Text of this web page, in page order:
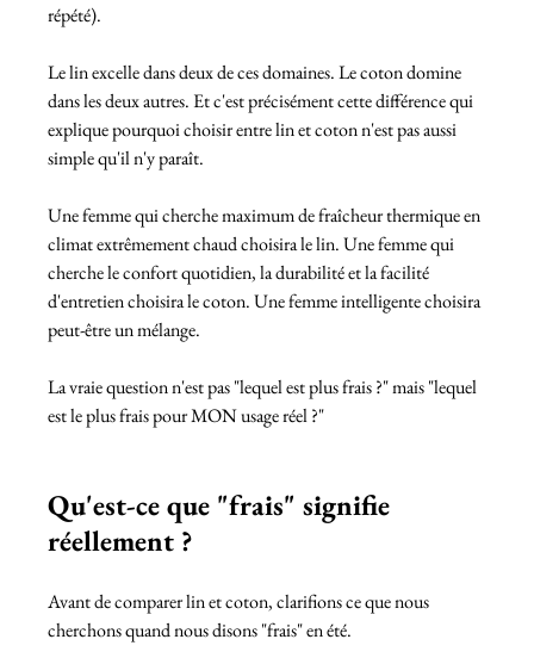
répété).
Le lin excelle dans deux de ces domaines. Le coton domine
dans les deux autres. Et c'est précisément cette différence qui
explique pourquoi choisir entre lin et coton n'est pas aussi
simple qu'il n'y paraît.
Une femme qui cherche maximum de fraîcheur thermique en
climat extrêmement chaud choisira le lin. Une femme qui
cherche le confort quotidien, la durabilité et la facilité
d'entretien choisira le coton. Une femme intelligente choisira
peut-être un mélange.
La vraie question n'est pas "lequel est plus frais ?" mais "lequel
est le plus frais pour MON usage réel ?"
Qu'est-ce que "frais" signifie
réellement ?
Avant de comparer lin et coton, clarifions ce que nous
cherchons quand nous disons "frais" en été.